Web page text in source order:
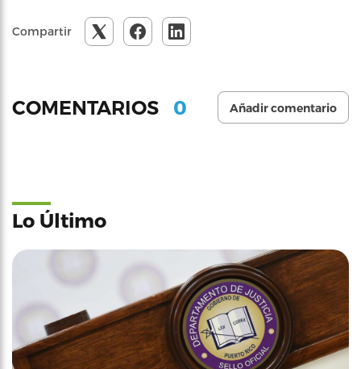
Compartir
COMENTARIOS 0 Añadir comentario
Lo Último